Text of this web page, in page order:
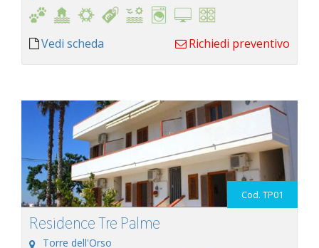
Vedi scheda Richiedi preventivo
Cod. TP01
Residence Tre Palme
Torre dell'Orso